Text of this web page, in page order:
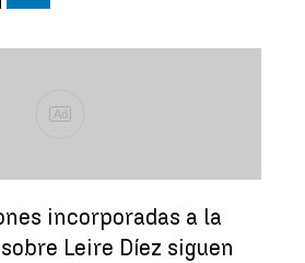
Ad
incorporadas a la
Leire Díez siguen